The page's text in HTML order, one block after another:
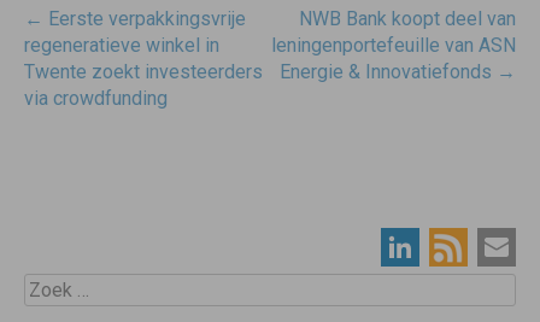
Post
navigatie
← Eerste verpakkingsvrije
regeneratieve winkel in
Twente zoekt investeerders
via crowdfunding
NWB Bank koopt deel van
leningenportefeuille van ASN
Energie & Innovatiefonds →
Zoek